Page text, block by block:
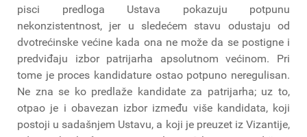
pisci predloga Ustava pokazuju potpunu
nekonzistentnost, jer u sledećem stavu odustaju od
dvotrećinske većine kada ona ne može da se postigne i
predviđaju izbor patrijarha apsolutnom većinom. Pri
tome je proces kandidature ostao potpuno neregulisan.
Ne zna se ko predlaže kandidate za patrijarha; uz to,
otpao je i obavezan izbor između više kandidata, koji
postoji u sadašnjem Ustavu, a koji je preuzet iz Vizantije,